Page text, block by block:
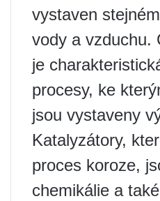
vystaven
vody a vzduchu.
je
procesy, ke
jsou vystaveny
Katalyzátory,
proces koroze,
chemikálie a